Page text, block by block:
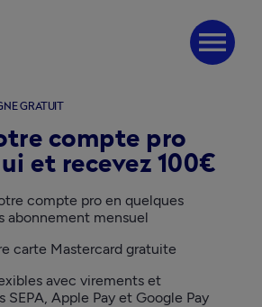
menu
GRATUIT
compte pro
et recevez 100€
compte pro en quelques
abonnement mensuel
carte Mastercard gratuite
avec virements et
SEPA, Apple Pay et Google Pay